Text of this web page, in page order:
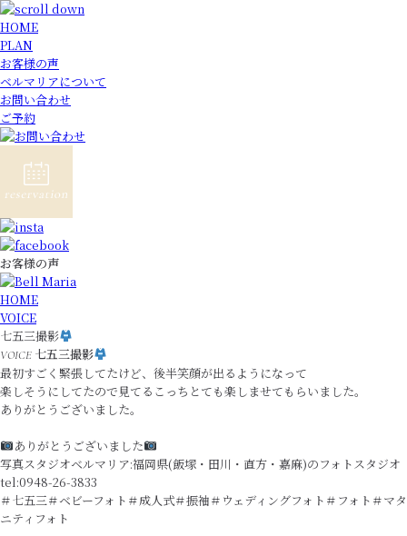
HOME
PLAN
お客様の声
ベルマリアについて
お問い合わせ
ご予約
お客様の声
HOME
VOICE
七五三撮影
VOICE 七五三撮影
最初すごく緊張してたけど、後半笑顔が出るようになって
楽しそうにしてたので見てるこっちとても楽しませてもらいました。
ありがとうございました。
ありがとうございました
写真スタジオベルマリア:福岡県(飯塚・田川・直方・嘉麻)のフォトスタジオ
tel:0948-26-3833
＃七五三＃ベビーフォト＃成人式＃振袖＃ウェディングフォト＃フォト＃マタ
ニティフォト